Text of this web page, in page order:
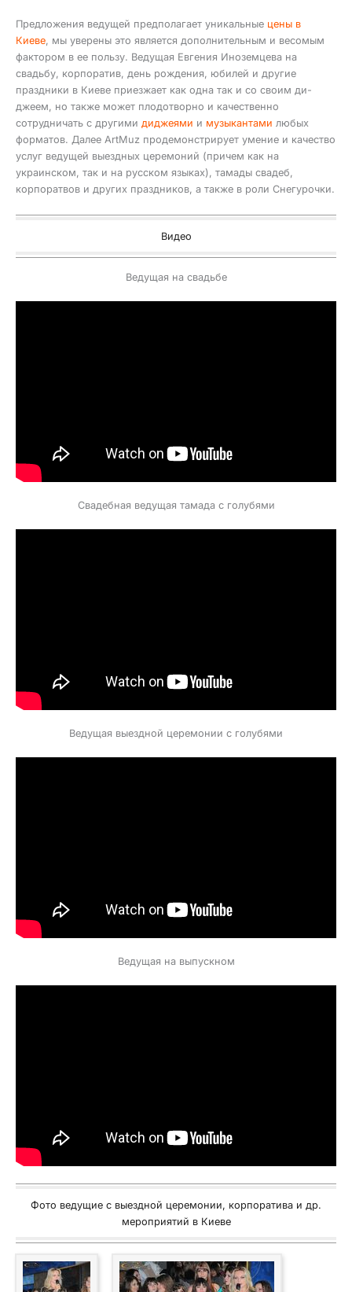
Предложения ведущей предполагает уникальные цены в
Киеве, мы уверены это является дополнительным и весомым
фактором в ее пользу. Ведущая Евгения Иноземцева на
свадьбу, корпоратив, день рождения, юбилей и другие
праздники в Киеве приезжает как одна так и со своим ди-
джеем, но также может плодотворно и качественно
сотрудничать с другими диджеями и музыкантами любых
форматов. Далее ArtMuz продемонстрирует умение и качество
услуг ведущей выездных церемоний (причем как на
украинском, так и на русском языках), тамады свадеб,
корпоратвов и других праздников, а также в роли Снегурочки.
Видео
Ведущая на свадьбе
Свадебная ведущая тамада с голубями
Ведущая выездной церемонии с голубями
Ведущая на выпускном
Фото ведущие с выездной церемонии, корпоратива и др.
мероприятий в Киеве